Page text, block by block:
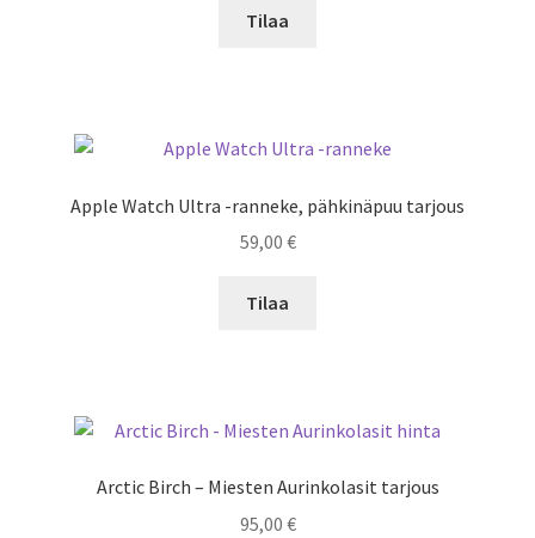
Tilaa
Apple Watch Ultra -ranneke, pähkinäpuu tarjous
59,00 €
Tilaa
Arctic Birch – Miesten Aurinkolasit tarjous
95,00 €